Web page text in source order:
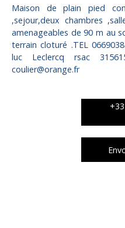
Maison de plain pied
,sejour,deux chambres
amenageables de 90 m au
terrain cloturé .TEL
luc Leclercq rsac
coulier@orange.fr